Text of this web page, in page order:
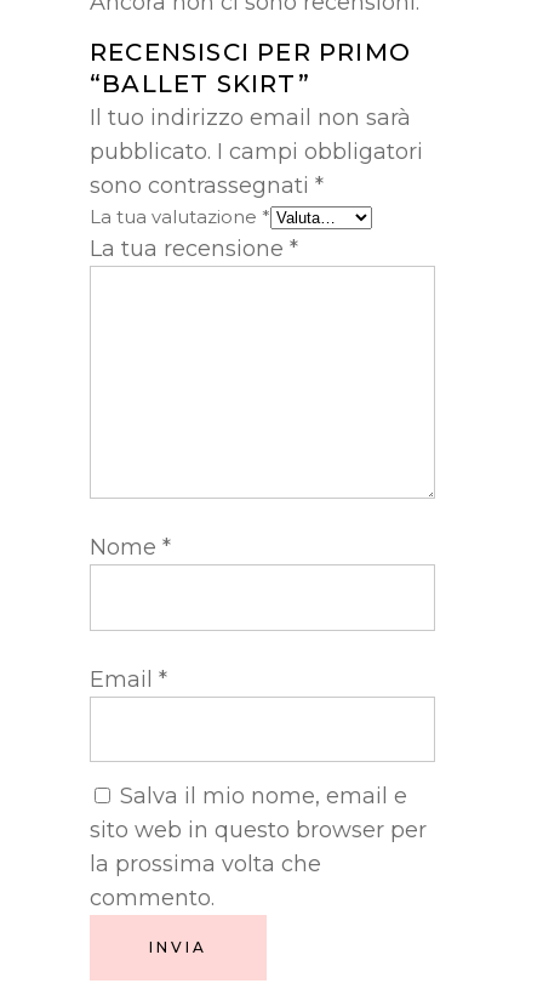
RECENSISCI PER PRIMO
“BALLET SKIRT”
Il tuo indirizzo email non sarà
pubblicato. I campi obbligatori
sono contrassegnati *
La tua valutazione *
La tua recensione *
Nome *
Email *
Salva il mio nome, email e
sito web in questo browser per
la prossima volta che
commento.